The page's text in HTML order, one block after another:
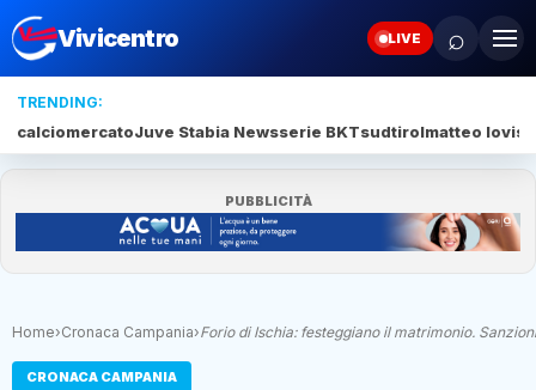
Vivicentro LIVE ⌕
TRENDING:
calciomercatoJuve Stabia Newsserie BKTsudtirolmatteo lovisa
PUBBLICITÀ
Home›Cronaca Campania›Forio di Ischia: festeggiano il matrimonio.
CRONACA CAMPANIA